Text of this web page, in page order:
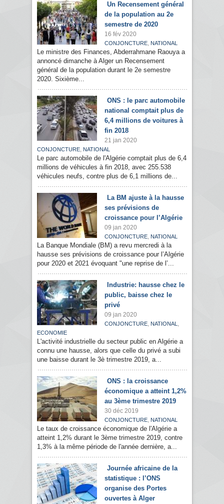
Un Recensement général
de la population au 2e
semestre de 2020
16 fév 2020
CONJONCTURE, NATIONAL
Le ministre des Finances, Abderrahmane Raouya a
annoncé dimanche à Alger un Recensement
général de la population durant le 2e semestre
2020. Sixième...
ONS : le parc automobile
national comptait plus de
6,4 millions de voitures à
fin 2018
21 jan 2020
CONJONCTURE, NATIONAL
Le parc automobile de l'Algérie comptait plus de 6,4
millions de véhicules à fin 2018, avec 255.538
véhicules neufs, contre plus de 6,1 millions de...
La BM ajuste à la hausse
ses prévisions de
croissance pour l’Algérie
09 jan 2020
CONJONCTURE, NATIONAL
La Banque Mondiale (BM) a revu mercredi à la
hausse ses prévisions de croissance pour l’Algérie
pour 2020 et 2021 évoquant "une reprise de l’...
Industrie: hausse chez le
public, baisse chez le
privé
09 jan 2020
CONJONCTURE, NATIONAL ,
ECONOMIE
L'activité industrielle du secteur public en Algérie a
connu une hausse, alors que celle du privé a subi
une baisse durant le 3è trimestre 2019, a...
ONS : la croissance
économique a atteint 1,2%
au 3ème trimestre 2019
30 déc 2019
CONJONCTURE, NATIONAL
Le taux de croissance économique de l'Algérie a
atteint 1,2% durant le 3ème trimestre 2019, contre
1,3% à la même période de l'année dernière, a...
Journée africaine de la
statistique : l’ONS
organise des Portes
ouvertes à Alger